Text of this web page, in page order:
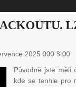
2025 000 8:00
Původně jste měli
kde se tenhle pro